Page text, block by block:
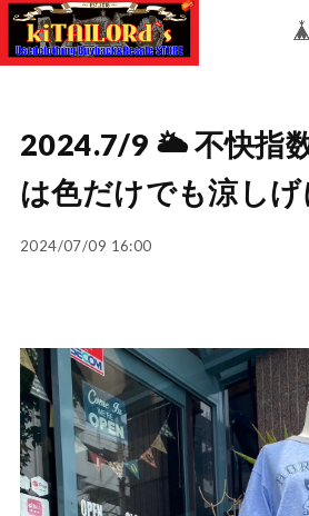
2024.7/9 🌥️ 不快指
は色だけでも涼しげ
2024/07/09 16:00